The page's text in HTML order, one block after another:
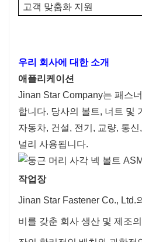
고객 맞춤화 지원
우리 회사에 대한 소개
애플리케이션
Jinan Star Company는 패스
합니다. 당사의 볼트, 너트 및
자동차, 건설, 전기, 교량, 통
널리 사용됩니다.
작업장
Jinan Star Fastener Co., Ltd.
비를 갖춘 회사 생산 및 제조